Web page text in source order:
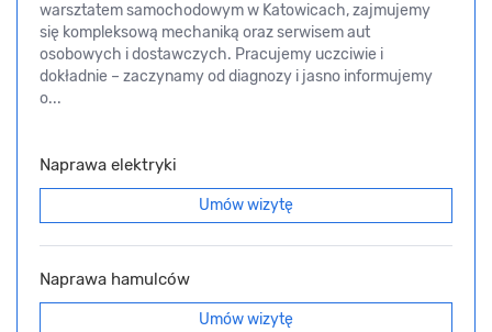
warsztatem samochodowym w Katowicach, zajmujemy
się kompleksową mechaniką oraz serwisem aut
osobowych i dostawczych. Pracujemy uczciwie i
dokładnie – zaczynamy od diagnozy i jasno informujemy
o...
Naprawa elektryki
Umów wizytę
Naprawa hamulców
Umów wizytę